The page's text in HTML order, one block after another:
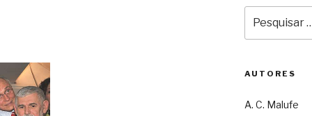
por:
AUTORES
A. C. Malufe